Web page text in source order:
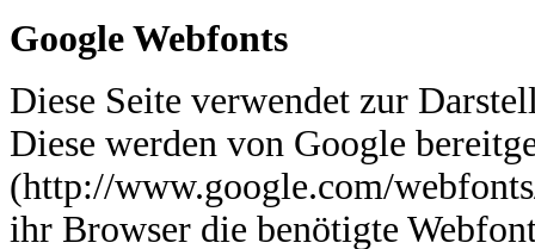
Google Webfonts
Diese Seite verwendet zur
Diese werden von Google
(http://www.google.com/
ihr Browser die benötigte